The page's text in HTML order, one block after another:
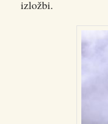
izložbi.